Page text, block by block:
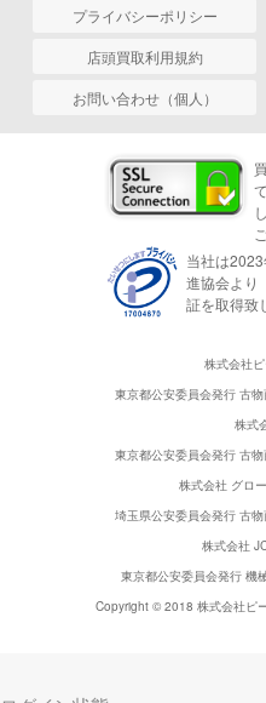
プライバシーポリシー
店頭買取利用規約
お問い合わせ（個人）
当社は
進協会より
証を取得致
株式会社
東京都公安委員会発行 古
株式
東京都公安委員会発行 古
株式会社 グロ
埼玉県公安委員会発行 古
株式会社
東京都公安委員会発行
Copyright © 2018 株式会社ピ